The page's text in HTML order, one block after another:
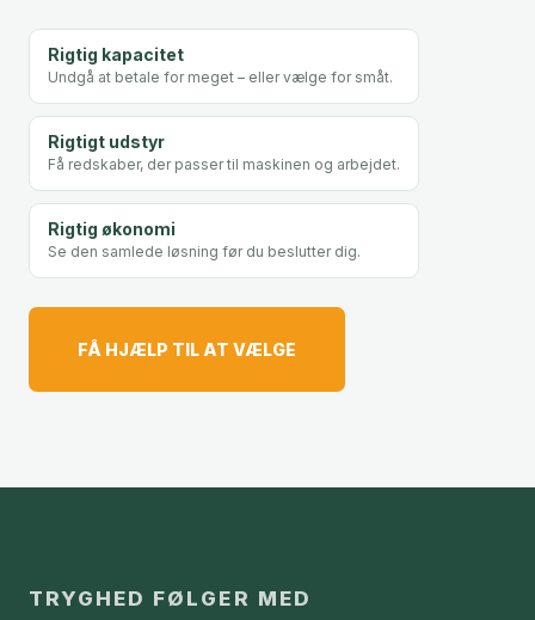
Rigtig kapacitet
Undgå at betale for meget – eller vælge for småt.
Rigtigt udstyr
Få redskaber, der passer til maskinen og arbejdet.
Rigtig økonomi
Se den samlede løsning før du beslutter dig.
FÅ HJÆLP TIL AT VÆLGE
TRYGHED FØLGER MED